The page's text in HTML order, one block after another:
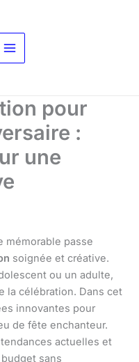
pour
:
une
mémorable passe
soignée et créative.
ou un adulte,
la célébration. Dans cet
innovantes pour
de fête enchanteur.
actuelles et
sans